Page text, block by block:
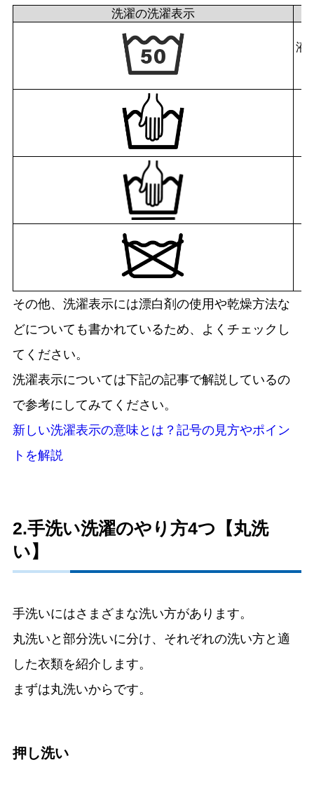
洗濯の洗濯表示
液
その他、洗濯表示には漂白剤の使用や乾燥方法な
どについても書かれているため、よくチェックし
てください。
洗濯表示については下記の記事で解説しているの
で参考にしてみてください。
新しい洗濯表示の意味とは？記号の見方やポイン
トを解説
2.手洗い洗濯のやり方4つ【丸洗
い】
手洗いにはさまざまな洗い方があります。
丸洗いと部分洗いに分け、それぞれの洗い方と適
した衣類を紹介します。
まずは丸洗いからです。
押し洗い